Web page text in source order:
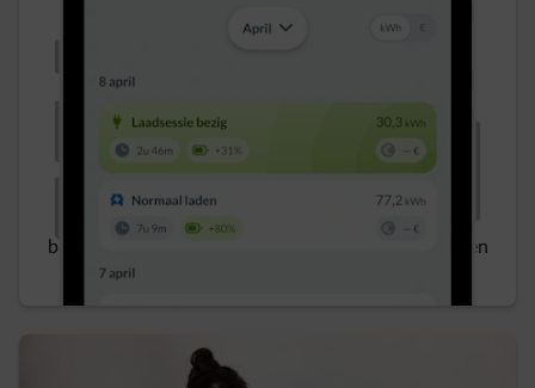
Transparantie over je laadgegevens
, besparingen,
beloningen, energie van je zonnepanelen, verbruik en
de werkelijke bijbehorende kosten per laadbeurt. ​